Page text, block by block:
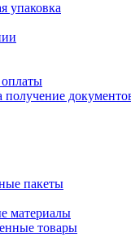
упаковка
получение
пакеты
материалы
товары